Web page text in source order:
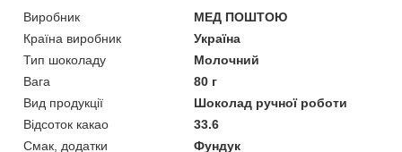
Виробник
МЕД ПОШТОЮ
Країна виробник
Україна
Тип шоколаду
Молочний
Вага
80 г
Вид продукції
Шоколад ручної роботи
Відсоток какао
33.6
Смак, додатки
Фундук